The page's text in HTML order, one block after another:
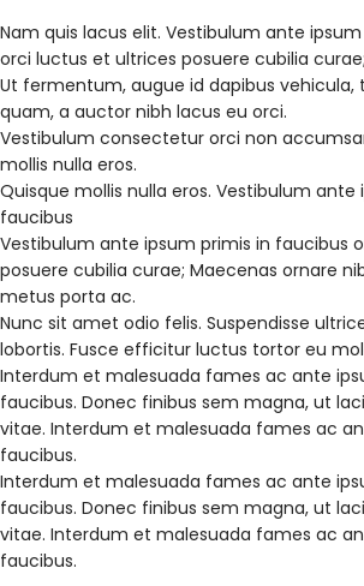
Nam quis lacus elit. Vestibulum ante
orci luctus et ultrices posuere cubilia curae;
Ut fermentum, augue id dapibus vehicula,
quam, a auctor nibh lacus eu orci.
Vestibulum consectetur orci non
mollis nulla eros.
Quisque mollis nulla eros. Vestibulum ante
faucibus
Vestibulum ante ipsum primis in faucibus
posuere cubilia curae; Maecenas ornare
metus porta ac.
Nunc sit amet odio felis. Suspendisse
lobortis. Fusce efficitur luctus tortor eu
Interdum et malesuada fames ac ante
faucibus. Donec finibus sem magna, ut
vitae. Interdum et malesuada fames ac
faucibus.
Interdum et malesuada fames ac ante
faucibus. Donec finibus sem magna, ut
vitae. Interdum et malesuada fames ac
faucibus.